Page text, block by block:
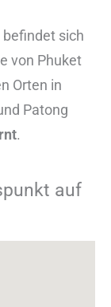
sich
von Phuket
Orten in
Patong
.
auf